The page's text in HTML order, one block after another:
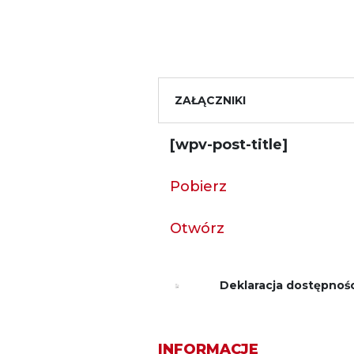
ZAŁĄCZNIKI
[wpv-post-title]
Pobierz
Otwórz
Deklaracja
INFORMACJE